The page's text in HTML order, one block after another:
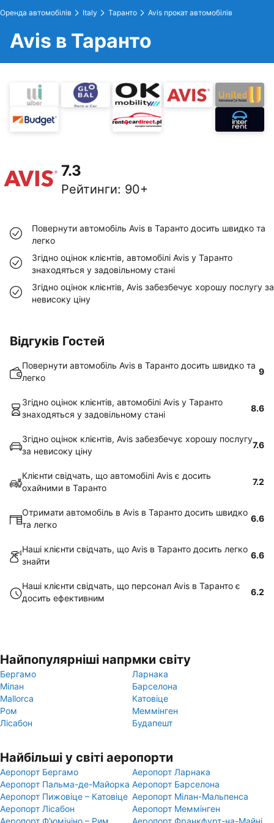
Оренда автомобілів Italy Таранто Avis прокат автомобілів
Avis в Таранто
7.3
Рейтинги: 90+
Повернути автомобіль Avis в Таранто досить швидко та
легко
Згідно оцінок клієнтів, автомобілі Avis у Таранто
знаходяться у задовільному стані
Згідно оцінок клієнтів, Avis забезбечує хорошу послугу за
невисоку ціну
Відгуків Гостей
Повернути автомобіль Avis в Таранто досить швидко та
легко
9
Згідно оцінок клієнтів, автомобілі Avis у Таранто
знаходяться у задовільному стані
8.6
Згідно оцінок клієнтів, Avis забезбечує хорошу послугу
за невисоку ціну
7.6
Клієнти свідчать, що автомобілі Avis є досить
охайними в Таранто
7.2
Отримати автомобіль в Avis в Таранто досить швидко
та легко
6.6
Наші клієнти свідчать, що Avis в Таранто досить легко
знайти
6.6
Наші клієнти свідчать, що персонал Avis в Таранто є
досить ефективним
6.2
Найпопулярніші напрмки світу
Бергамо
Ларнака
Мілан
Барселона
Mallorca
Катовіце
Ром
Меммінген
Лісабон
Будапешт
Найбільші у світі аеропорти
Аеропорт Бергамо
Аеропорт Ларнака
Аеропорт Пальма-де-Майорка Аеропорт Барселона
Аеропорт Пижовіце – Катовіце Аеропорт Мілан-Мальпенса
Аеропорт Лісабон
Аеропорт Меммінген
Аеропорт Ф'юмічіно – Рим
Аеропорт Франкфурт-на-Майні